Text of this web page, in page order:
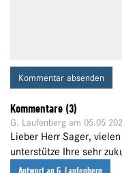
Kommentar absenden
Kommentare (3)
G. Laufenberg am 05.05
Lieber Herr Sager,
unterstütze Ihre sehr
Antwort an G. Laufenberg